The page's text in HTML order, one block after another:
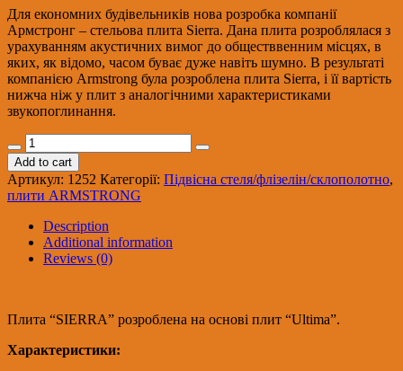
Для економних будівельників нова розробка компанії
Армстронг – стельова плита Sierra. Дана плита розроблялася з
урахуванням акустичних вимог до обществвенним місцях, в
яких, як відомо, часом буває дуже навіть шумно. В результаті
компанією Armstrong була розроблена плита Sierra, і її вартість
нижча ніж у плит з аналогічними характеристиками
звукопоглинання.
Плита
ARMSTRONG
Sierra
ОР
Board
600х600х15мм
пачка16шт/
Add to cart
Артикул: 1252 Категорії: Підвісна стеля/флізелін/склополотно,
плити ARMSTRONG
Description
Additional information
Reviews (0)
Плита “SIERRA” розроблена на основі плит “Ultima”.
Характеристики: